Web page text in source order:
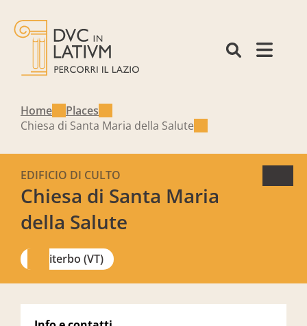
Home
Places
Chiesa di Santa Maria della Salute
Chiesa di Santa Maria
della Salute
EDIFICIO DI CULTO
Viterbo (VT)